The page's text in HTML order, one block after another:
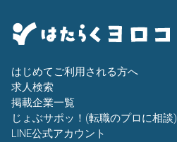
はじめてご利用される方へ
求人検索
掲載企業一覧
じょぶサポッ！(転職のプロに相談)
LINE公式アカウント